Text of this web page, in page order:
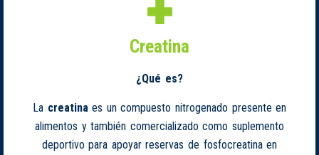
Creatina
¿Qué es?
La creatinaes un compuesto nitrogenado presente en
alimentos y también comercializado como suplemento
deportivo para apoyar reservas de fosfocreatina en